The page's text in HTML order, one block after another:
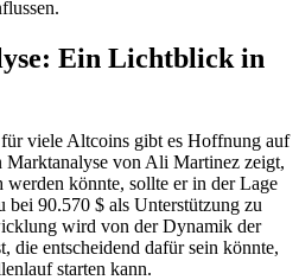
Ein Lichtblick in
viele Altcoins gibt es Hoffnung auf
von Ali Martinez zeigt,
könnte, sollte er in der Lage
bei 90.570 $ als Unterstützung zu
wird von der Dynamik der
die entscheidend dafür sein könnte,
starten kann.